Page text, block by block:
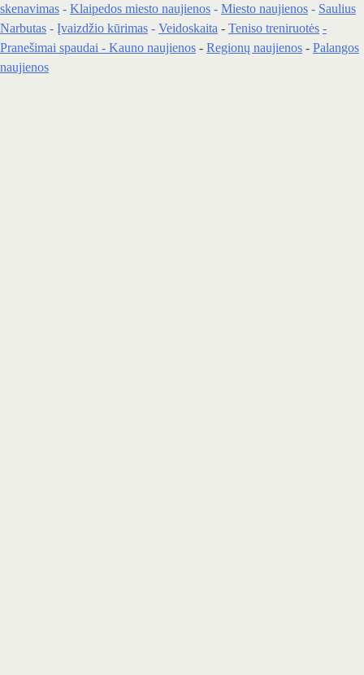
skenavimas - Klaipedos miesto naujienos - Miesto naujienos - Saulius
Narbutas - Įvaizdžio kūrimas - Veidoskaita - Teniso treniruotės -
Pranešimai spaudai - Kauno naujienos - Regionų naujienos - Palangos
naujienos